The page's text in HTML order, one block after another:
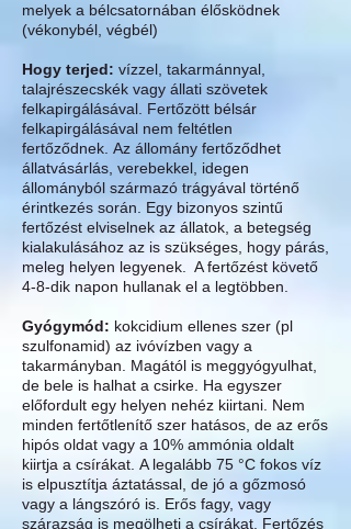
melyek a bélcsatornában élősködnek
(vékonybél, végbél)
Hogy terjed: vízzel, takarmánnyal,
talajrészecskék vagy állati szövetek
felkapirgálásával. Fertőzött bélsár
felkapirgálásával nem feltétlen
fertőződnek. Az állomány fertőződhet
állatvásárlás, verebekkel, idegen
állományból származó trágyával történő
érintkezés során. Egy bizonyos szintű
fertőzést elviselnek az állatok, a betegség
kialakulásához az is szükséges, hogy párás,
meleg helyen legyenek. A fertőzést követő
4-8-dik napon hullanak el a legtöbben.
Gyógymód: kokcidium ellenes szer (pl
szulfonamid) az ivóvízben vagy a
takarmányban. Magától is meggyógyulhat,
de bele is halhat a csirke. Ha egyszer
előfordult egy helyen nehéz kiirtani. Nem
minden fertőtlenítő szer hatásos, de az erős
hipós oldat vagy a 10% ammónia oldalt
kiirtja a csírákat. A legalább 75 °C fokos víz
is elpusztítja áztatással, de jó a gőzmosó
vagy a lángszóró is. Erős fagy, vagy
szárazság is megölheti a csírákat. Fertőzés